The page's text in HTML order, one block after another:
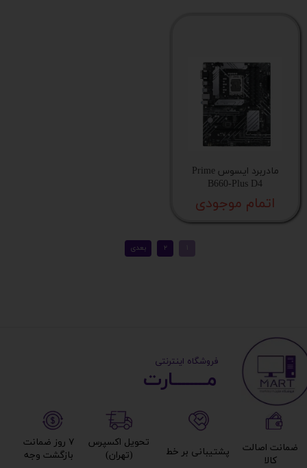
مادربرد ایسوس Prime
B660-Plus D4
اتمام موجودی
مــــــــارت​​​​​​
​ ​فروشگاه اینترنتی
۷ روز ضمانت
بازگشت وجه​​​​​​​
تحویل اکسپرس
(تهران)​​​​​​​
پشتیبانی بر خط​​​​​​​
ضمانت اصالت
کالا​​​​​​​